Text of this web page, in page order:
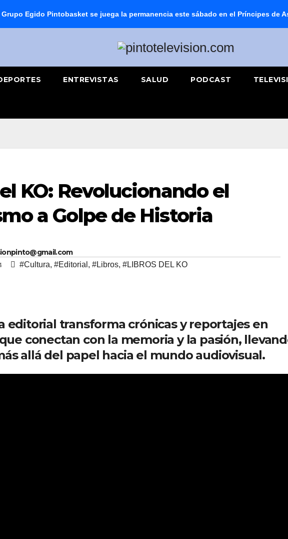
Grupo Egido Pintobasket se juega la permanencia este sábado en el Príncipes de
ENTREVISTAS SALUD PODCAST
KO: Revolucionando el
a Golpe de Historia
#Cultura, #Editorial , #Libros, #LIBROS DEL KO
editorial transforma crónicas y reportajes en
conectan con la memoria y la pasión,
allá del papel hacia el mundo audiovisual.